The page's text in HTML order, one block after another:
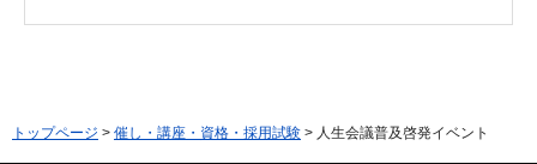
トップページ > 催し・講座・資格・採用試験 > 人生会議普及啓発イベント